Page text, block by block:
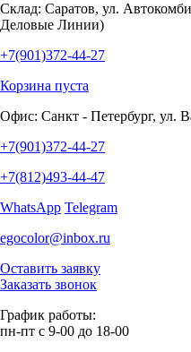
Склад: Саратов, ул.
Деловые Линии)
+7(901)372-44-27
Корзина пуста
Офис: Санкт - Петербург, ул.
+7(901)372-44-27
+7(812)493-44-47
WhatsApp Telegram
egocolor@inbox.ru
Оставить заявку
Заказать звонок
График работы:
пн-пт с 9-00 до 18-00